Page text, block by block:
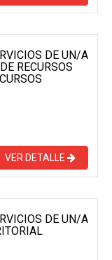
DE UN/A
RECURSOS
VER DETALLE
DE UN/A